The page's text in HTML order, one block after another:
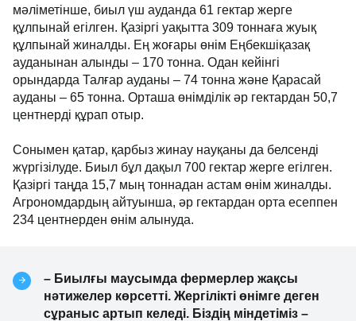
мәліметінше, биыл үш ауданда 61 гектар жерге
құлпынай егілген. Қазіргі уақытта 309 тоннаға жуық
құлпынай жиналды. Ең жоғары өнім Еңбекшіқазақ
ауданынан алынды – 170 тонна. Одан кейінгі
орындарда Талғар ауданы – 74 тонна және Қарасай
ауданы – 65 тонна. Орташа өнімділік әр гектардан 50,7
центнерді құрап отыр.
Сонымен қатар, қарбыз жинау науқаны да белсенді
жүргізілуде. Биыл бұл дақыл 700 гектар жерге егілген.
Қазіргі таңда 15,7 мың тоннадан астам өнім жиналды.
Агрономдардың айтуынша, әр гектардан орта есеппен
234 центнерден өнім алынуда.
– Биылғы маусымда фермерлер жақсы
нәтижелер көрсетті. Жергілікті өнімге деген
сұраныс артып келеді. Біздің міндетіміз –